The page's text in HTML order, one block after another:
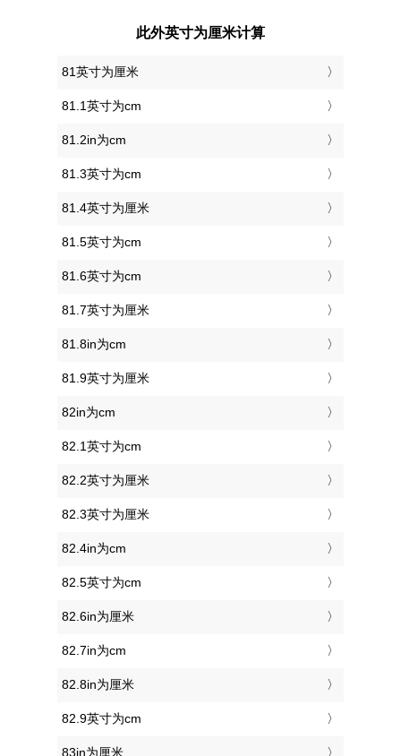
此外英寸为厘米计算
81英寸为厘米
81.1英寸为cm
81.2in为cm
81.3英寸为cm
81.4英寸为厘米
81.5英寸为cm
81.6英寸为cm
81.7英寸为厘米
81.8in为cm
81.9英寸为厘米
82in为cm
82.1英寸为cm
82.2英寸为厘米
82.3英寸为厘米
82.4in为cm
82.5英寸为cm
82.6in为厘米
82.7in为cm
82.8in为厘米
82.9英寸为cm
83in为厘米